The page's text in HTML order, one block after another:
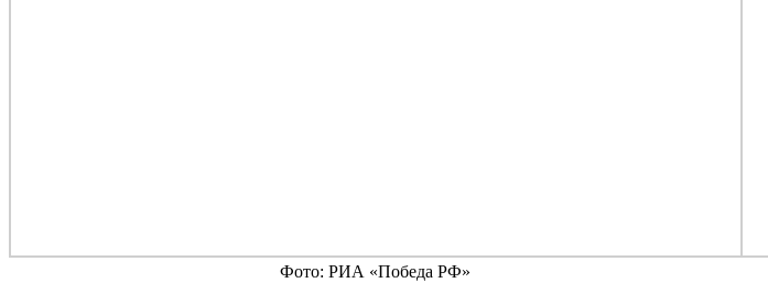
Фото: РИА «Победа РФ»